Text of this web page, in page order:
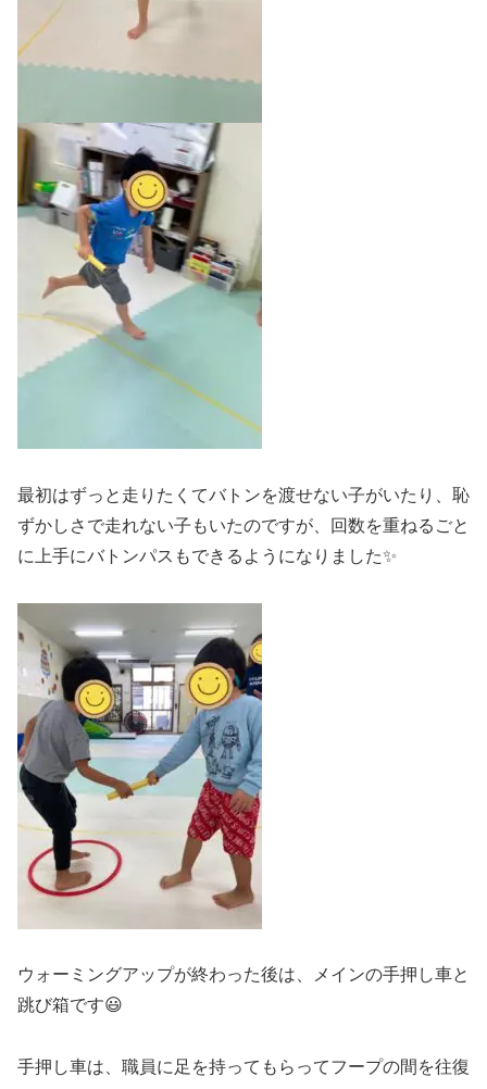
最初はずっと走りたくてバトンを渡せない子がいたり、恥
ずかしさで走れない子もいたのですが、回数を重ねるごと
に上手にバトンパスもできるようになりました✨
ウォーミングアップが終わった後は、メインの手押し車と
跳び箱です😃
手押し車は、職員に足を持ってもらってフープの間を往復